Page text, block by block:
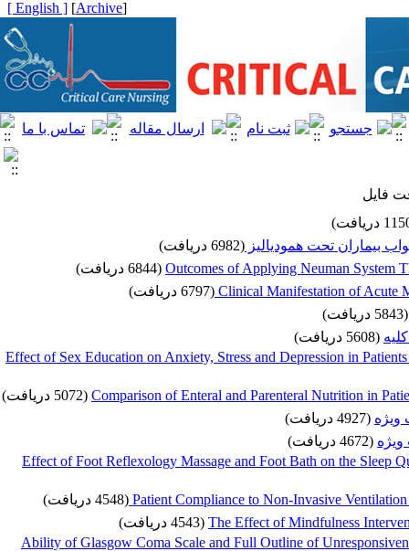
[
Archive
]
[ English ]
فایل
بیماران تحت همودیالیز (6982 دریافت)
Outcomes of Applying Neuman System (6844 دریافت)
Clinical Manifestation of Acute (6797 دریافت)
(5843 دریافت)
(5608 دریافت)
Effect of Sex Education on Anxiety, Stress and Depression in
Comparison of Enteral and Parenteral Nutrition in (5072 دریافت)
ویژه (4927 دریافت)
(4672 دریافت)
Effect of Foot Reflexology Massage and Foot Bath on the Sleep
Patient Compliance to Non-Invasive (4548 دریافت)
The Effect of Mindfulness (4543 دریافت)
Ability of Glasgow Coma Scale and Full Outline of